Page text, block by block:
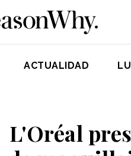
ACTUALIDAD
L'Oréal